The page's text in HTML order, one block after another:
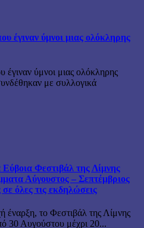
έγιναν ύμνοι μιας ολόκληρης
έγιναν ύμνοι μιας ολόκληρης
με συλλογικά
Φεστιβάλ της Λίμνης
Αύγουστος – Σεπτέμβριος
όλες τις εκδηλώσεις
έναρξη, το Φεστιβάλ της Λίμνης
30 Αυγούστου μέχρι 20...